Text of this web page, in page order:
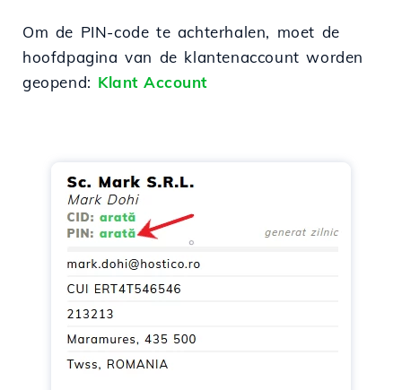
Om de PIN-code te achterhalen, moet de
hoofdpagina van de klantenaccount worden
geopend: Klant Account